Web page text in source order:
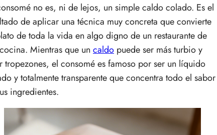
no es, ni de lejos, un simple caldo colado. Es el
de aplicar una técnica muy concreta que convierte
de toda la vida en algo digno de un restaurante de
Mientras que un caldo puede ser más turbio y
tropezones, el consomé es famoso por ser un líquido
y totalmente transparente que concentra todo el sabor
ingredientes.